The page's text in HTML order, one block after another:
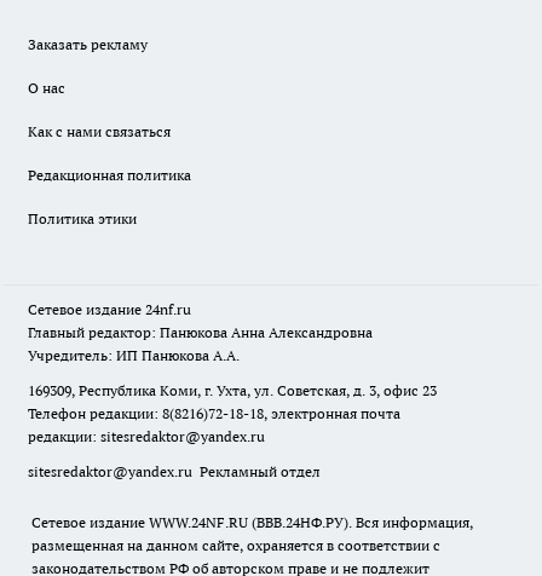
Заказать рекламу
О нас
Как с нами связаться
Редакционная политика
Политика этики
Сетевое издание 24nf.ru
Главный редактор: Панюкова Анна Александровна
Учредитель: ИП Панюкова А.А.
169309, Республика Коми, г. Ухта, ул. Советская, д. 3, офис 23
Телефон редакции: 8(8216)72-18-18, электронная почта
редакции: sitesredaktor@yandex.ru
sitesredaktor@yandex.ru Рекламный отдел
Сетевое издание WWW.24NF.RU (ВВВ.24НФ.РУ). Вся информация,
размещенная на данном сайте, охраняется в соответствии с
законодательством РФ об авторском праве и не подлежит